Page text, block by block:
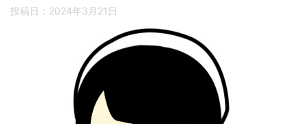
投稿日： 2024年3月21日